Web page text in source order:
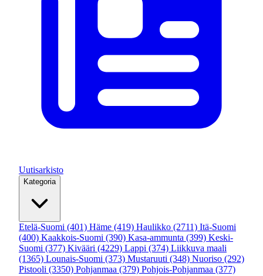
Uutisarkisto
Kategoria
Etelä-Suomi (401) Häme (419) Haulikko (2711) Itä-Suomi
(400) Kaakkois-Suomi (390) Kasa-ammunta (399) Keski-
Suomi (377) Kivääri (4229) Lappi (374) Liikkuva maali
(1365) Lounais-Suomi (373) Mustaruuti (348) Nuoriso (292)
Pistooli (3350) Pohjanmaa (379) Pohjois-Pohjanmaa (377)